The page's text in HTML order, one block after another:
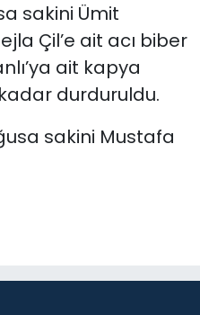
sakini Ümit
Çil’e ait acı biber
ait kapya
durduruldu.
sakini Mustafa